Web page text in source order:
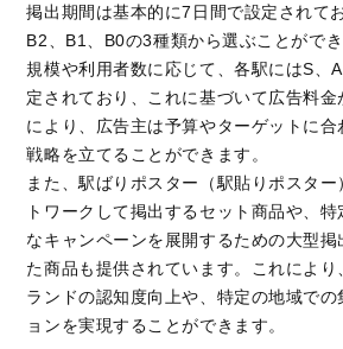
掲出期間は基本的に7日間で設定されて
B2、B1、B0の3種類から選ぶことがで
規模や利用者数に応じて、各駅にはS、
定されており、これに基づいて広告料
により、広告主は予算やターゲットに
戦略を立てることができます。
また、駅ばりポスター（駅貼りポスタ
トワークして掲出するセット商品や、
なキャンペーンを展開するための大型掲
た商品も提供されています。これによ
ランドの認知度向上や、特定の地域で
ョンを実現することができます。